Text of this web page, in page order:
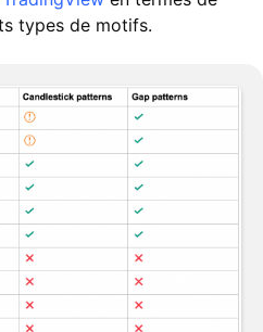
types de motifs.